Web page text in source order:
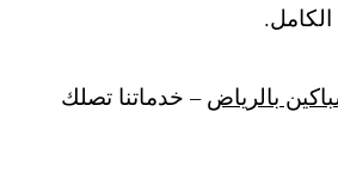
بالرياض – خدماتنا تصلك